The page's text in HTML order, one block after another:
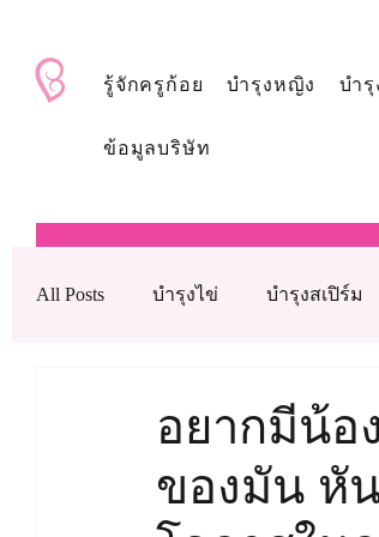
รู้จักครูก้อย บำรุงหญิง บำรุ
ข้อมูลบริษัท
All Posts บำรุงไข่ บำรุงสเปิร์ม
เทคโนโลยีช่วยเจริญพันธุ์ทางการแ
อยากมีน้อ
ของมัน หั